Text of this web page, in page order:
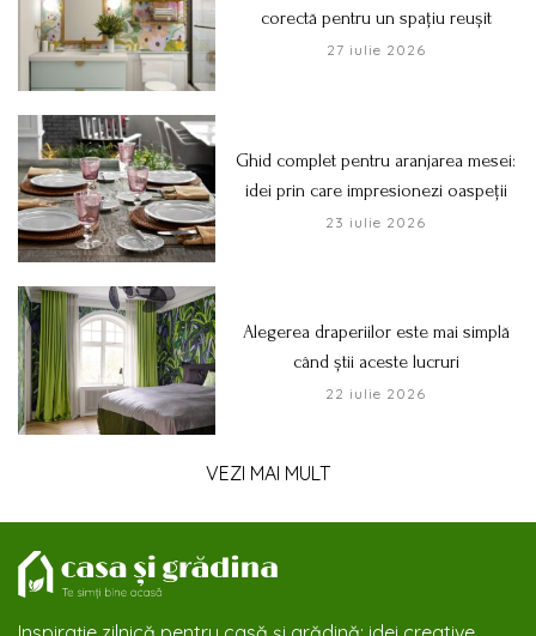
corectă pentru un spațiu reușit
27 iulie 2026
Ghid complet pentru aranjarea mesei:
idei prin care impresionezi oaspeții
23 iulie 2026
Alegerea draperiilor este mai simplă
când știi aceste lucruri
22 iulie 2026
VEZI MAI MULT